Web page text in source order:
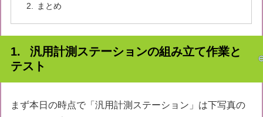
まとめ
汎用計測ステーションの組み立て作業と
テスト
まず本日の時点で「汎用計測ステーション」は下写真の